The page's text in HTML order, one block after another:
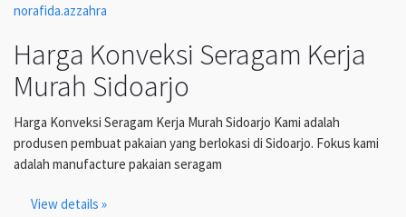
norafida.azzahra
Harga Konveksi Seragam Kerja
Murah Sidoarjo
Harga Konveksi Seragam Kerja Murah Sidoarjo Kami adalah
produsen pembuat pakaian yang berlokasi di Sidoarjo. Fokus kami
adalah manufacture pakaian seragam
View details »